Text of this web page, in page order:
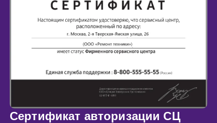
Сертификат авторизации СЦ